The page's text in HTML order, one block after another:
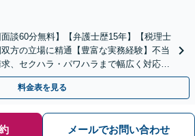
面談60分無料】【弁護士歴15年】【税理士
方の立場に精通【豊富な実務経験】不当
、セクハラ・パワハラまで幅広く対応し
料金表を見る
メールでお問い合わせ